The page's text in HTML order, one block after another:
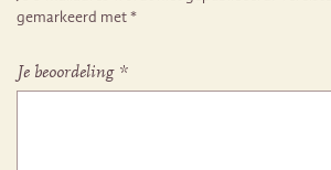
gemarkeerd met*
Je beoordeling *